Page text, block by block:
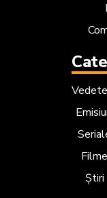
Filme
Știri